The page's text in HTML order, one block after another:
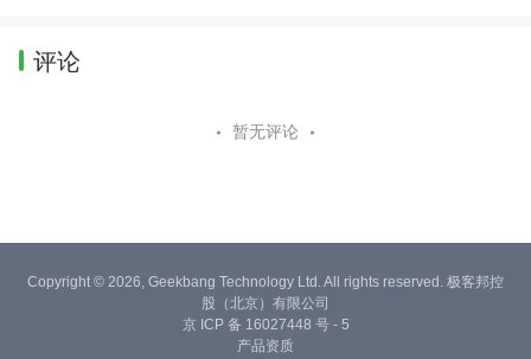
评论
暂无评论
Copyright © 2026, Geekbang Technology Ltd. All rights reserved. 极客邦控
股（北京）有限公司
京 ICP 备 16027448 号 - 5
产品资质